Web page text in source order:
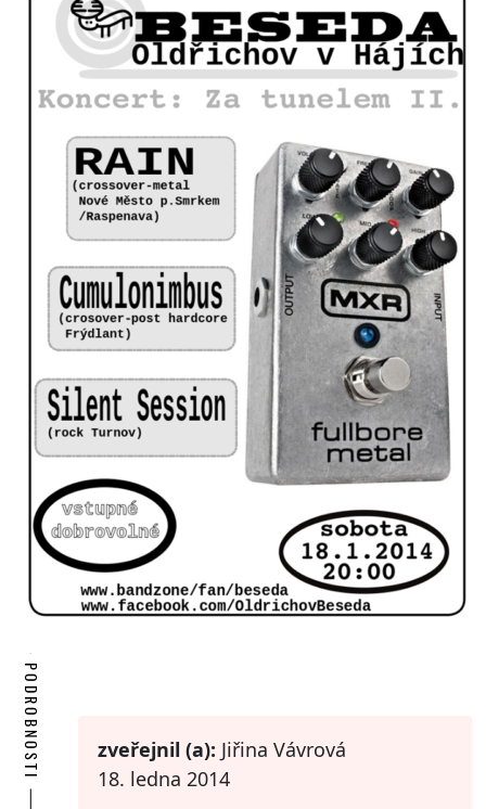
PODROBNOSTI zveřejnil (a): Jiřina Vávrová
18. ledna 2014